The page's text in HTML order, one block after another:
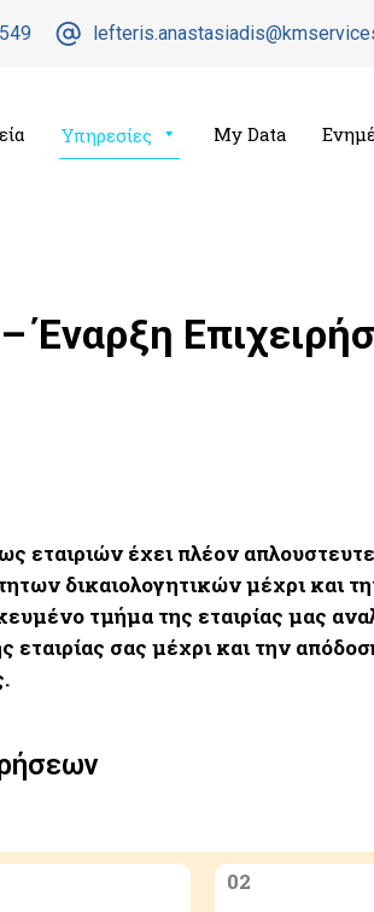
Υπηρεσίες My Data
Έναρξη
εταιριών έχει πλέον
δικαιολογητικών μέχρι και
τμήμα της εταιρίας μας
εταιρίας σας μέχρι και την
02